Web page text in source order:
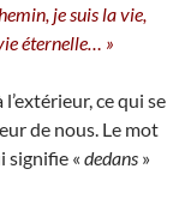
je suis la vie,
éternelle… »
ce qui se
de nous. Le mot
signifie « dedans »